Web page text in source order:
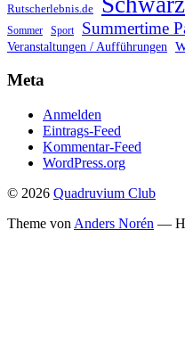
Rutscherlebnis.de
Sommer
Sport Summertime
Veranstaltungen / Aufführungen
Meta
Anmelden
Eintrags-Feed
Kommentar-Feed
WordPress.org
© 2026 Quadruvium Club
Theme von Anders Norén —